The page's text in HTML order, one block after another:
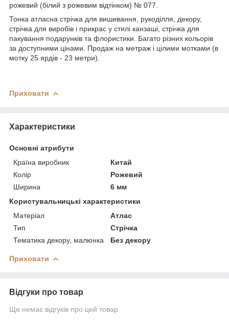
рожевий (білий з рожевим відтінком) № 077.
Тонка атласна стрічка для вишивання, рукоділля, декору,
стрічка для виробів і прикрас у стилі канзаші, стрічка для
пакування подарунків та флористики. Багато різних кольорів
за доступними цінами. Продаж на метраж і цілими мотками (в
мотку 25 ярдів - 23 метри).
Приховати
Характеристики
Основні атрибути
Країна виробник
Китай
Колір
Рожевий
Ширина
6 мм
Користувальницькі характеристики
Матеріал
Атлас
Тип
Стрічка
Тематика декору, малюнка
Без декору
Приховати
Відгуки про товар
Ще немає відгуків про цей товар